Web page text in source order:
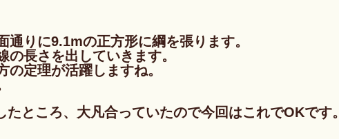
りに9.1mの正方形に綱を張ります。
長さを出していきます。
定理が活躍しますね。
ところ、大凡合っていたので今回はこれでOKです。